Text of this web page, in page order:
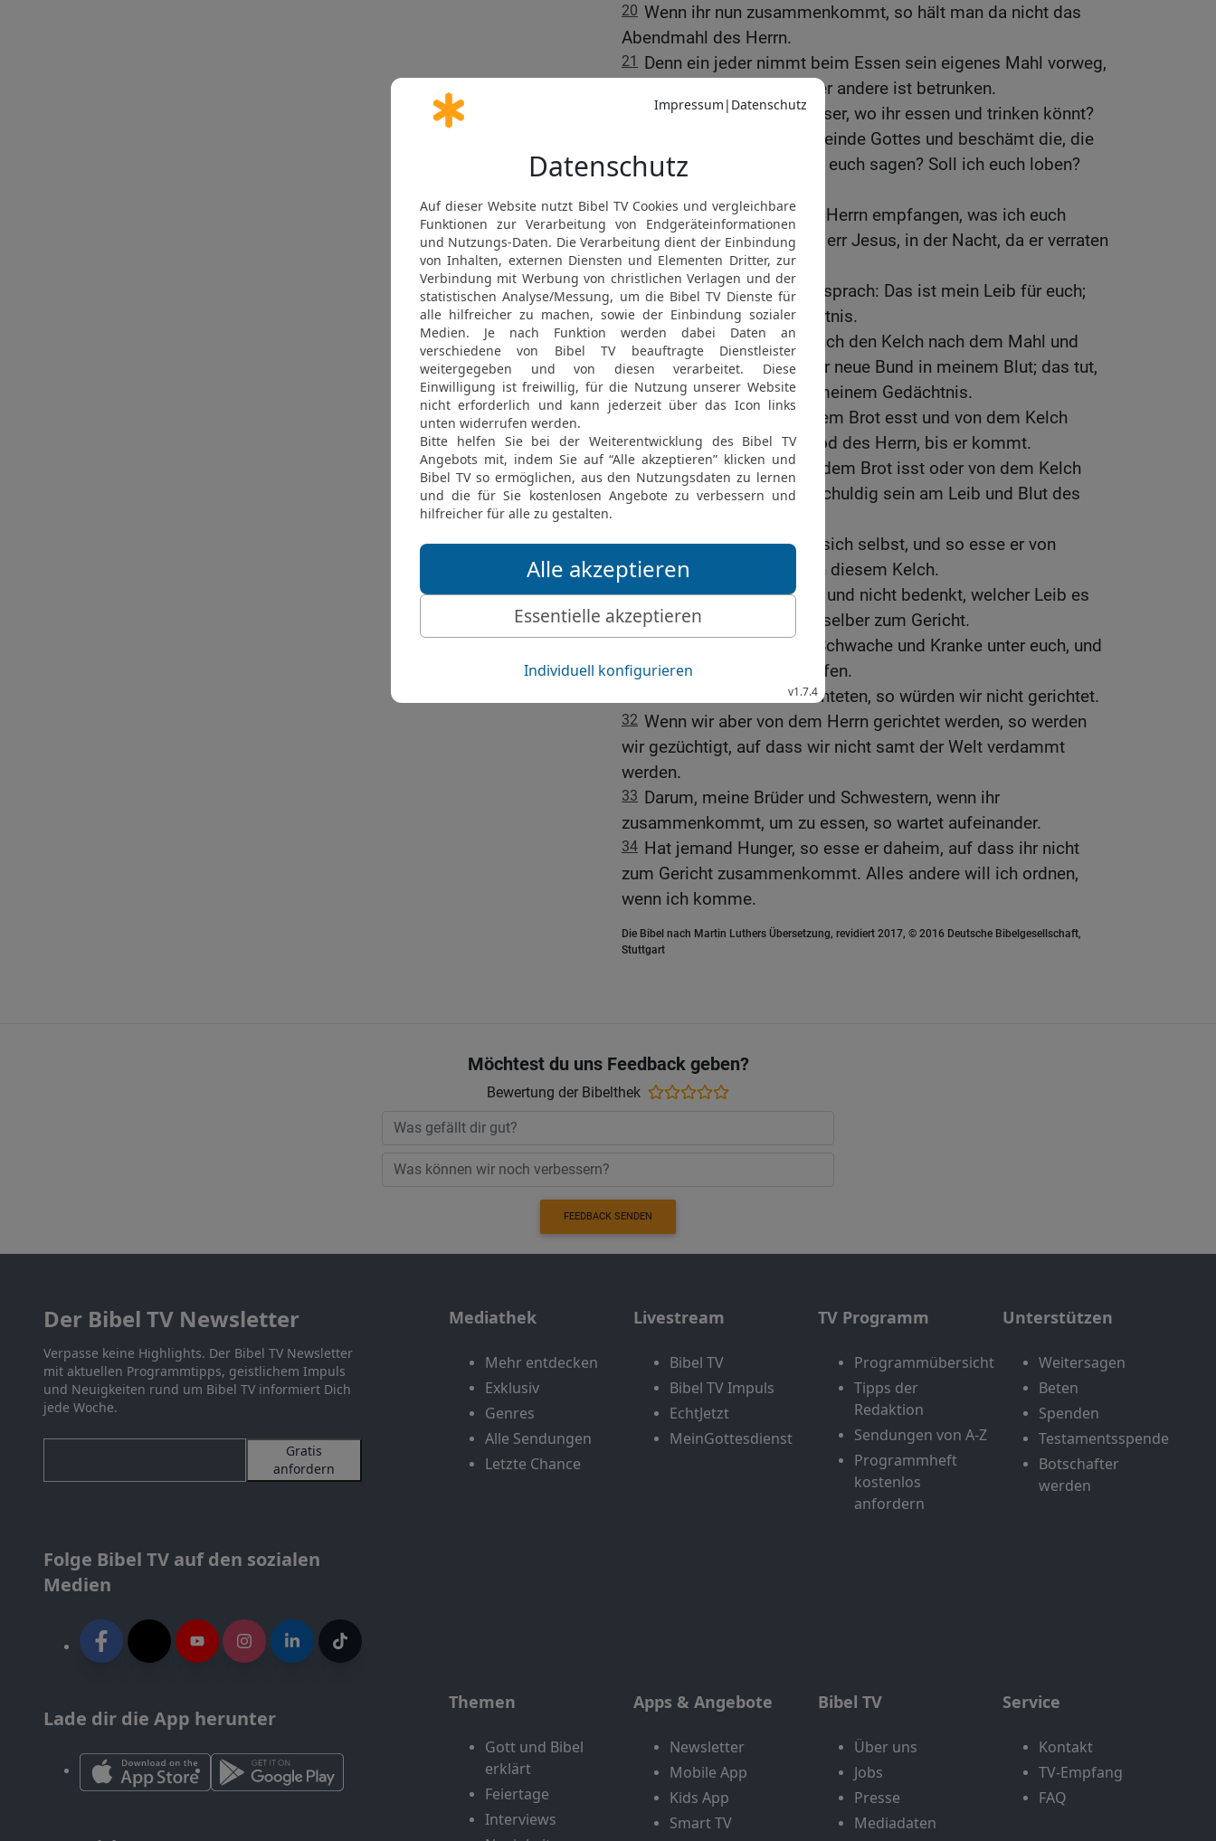
20 Wenn ihr nun zusammenkommt, so hält man da nicht das
Abendmahl des Herrn.
21
Denn ein jeder nimmt beim Essen sein eigenes Mahl vorweg,
und der eine ist hungrig, der andere ist betrunken.
Habt ihr denn nicht Häuser, wo ihr essen und trinken könnt?
Oder verachtet ihr die Gemeinde Gottes und beschämt die, die
nichts haben? Was soll ich euch sagen? Soll ich euch loben?
23 Denn ich habe von dem Herrn empfangen, was ich euch
weitergegeben habe: Der Herr Jesus, in der Nacht, da er verraten
ward, nahm er das Brot,
dankte und brach’s und sprach: Das ist mein Leib für euch;
das tut zu meinem Gedächtnis.
25 Desgleichen nahm er auch den Kelch nach dem Mahl und
sprach: Dieser Kelch ist der neue Bund in meinem Blut; das tut,
sooft ihr daraus trinkt, zu meinem Gedächtnis.
Denn sooft ihr von diesem Brot esst und von dem Kelch
trinkt, verkündigt ihr den Tod des Herrn, bis er kommt.
27 Wer also unwürdig von dem Brot isst oder von dem Kelch
des Herrn trinkt, der wird schuldig sein am Leib und Blut des
28 Der Mensch prüfe aber sich selbst, und so esse er von
diesem Brot und trinke von diesem Kelch.
29 Denn wer isst und trinkt und nicht bedenkt, welcher Leib es
ist, der isst und trinkt sich selber zum Gericht.
Darum sind auch viele Schwache und Kranke unter euch, und
nicht wenige sind entschlafen.
Wenn wir uns selber richteten, so würden wir nicht gerichtet.
32 Wenn wir aber von dem Herrn gerichtet werden, so werden
wir gezüchtigt, auf dass wir nicht samt der Welt verdammt
werden.
33 Darum, meine Brüder und Schwestern, wenn ihr
zusammenkommt, um zu essen, so wartet aufeinander.
34 Hat jemand Hunger, so esse er daheim, auf dass ihr nicht
zum Gericht zusammenkommt. Alles andere will ich ordnen,
wenn ich komme.
Die Bibel nach Martin Luthers Übersetzung, revidiert 2017, © 2016 Deutsche Bibelgesellschaft,
Stuttgart
Möchtest du uns Feedback geben?
Bewertung der Bibelthek
FEEDBACK SENDEN
Der Bibel TV Newsletter
Verpasse keine Highlights. Der Bibel TV Newsletter
mit aktuellen Programmtipps, geistlichem Impuls
und Neuigkeiten rund um Bibel TV informiert Dich
jede Woche.
Gratis
anfordern
Folge Bibel TV auf den sozialen
Medien
Lade dir die App herunter
Mediathek
Mehr entdecken
Exklusiv
Genres
Alle Sendungen
Letzte Chance
Livestream
Bibel TV
Bibel TV Impuls
EchtJetzt
MeinGottesdienst
TV Programm
Programmübersicht
Tipps der
Redaktion
Sendungen von A-Z
Programmheft
kostenlos
anfordern
Unterstützen
Weitersagen
Beten
Spenden
Testamentsspende
Botschafter
werden
Themen
Gott und Bibel
erklärt
Feiertage
Interviews
Apps & Angebote
Newsletter
Mobile App
Kids App
Smart TV
Bibel TV
Über uns
Jobs
Presse
Mediadaten
Service
Kontakt
TV-Empfang
FAQ